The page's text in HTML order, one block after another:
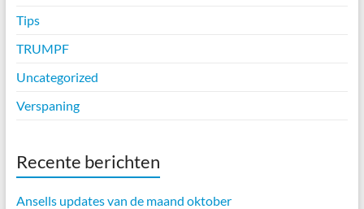
Tips
TRUMPF
Uncategorized
Verspaning
Recente berichten
Ansells updates van de maand oktober